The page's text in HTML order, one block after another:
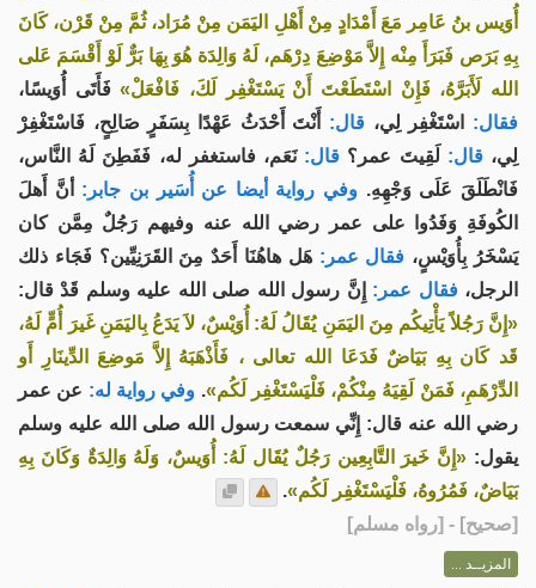
أُوَيس بنُ عَامِر مَعَ أَمْدَادٍ مِنْ أَهْلِ اليَمَن مِنْ مُرَاد، ثُمَّ مِنْ قَرْن، كَانَ
بِهِ بَرَص فَبَرَأَ مِنْه إِلاَّ مَوْضِعَ دِرْهَم، لَهُ وَالِدَة هُوَ بِهَا بَرٌّ لَوْ أَقْسَمَ عَلى
الله لَأَبَرَّهُ، فَإِنْ اسْتَطَعْتَ أَنْ يَسْتَغْفِر لَكَ، فَافْعَلْ»فَأَتَى أُوَيسًا،
فقال: اسْتَغْفِر لِي، قال: أَنْتَ أَحْدَثُ عَهْدًا بِسَفَرٍ صَالِحٍ، فَاسْتَغْفِرْ
لِي، قال: لَقِيتَ عمر؟ قال: نَعَم، فاستغفر له، فَفَطِنَ لَهُ النَّاس،
فَانْطَلَقَ عَلَى وَجْهِهِ. وفي رواية أيضا عن أُسَير بن جابر: أنَّ أَهلَ
الكُوفَةِ وَفَدُوا على عمر رضي الله عنه وفيهم رَجُلٌ مِمَّن كان
يَسْخَرُ بِأُوَيْسٍ، فقال عمر: هَل هاهُنَا أَحَدٌ مِنَ القَرَنِيِّين؟ فَجَاء ذلك
الرجل، فقال عمر: إِنَّ رسول الله صلى الله عليه وسلم قَدْ قال:
«إِنَّ رَجُلاً يَأْتِيكُم مِنَ اليَمَنِ يُقَالُ لَهُ: أُوَيْسٌ، لاَ يَدَعُ بِاليَمَنِ غَيرَ أُمٍّ لَهُ،
قَد كَان بِهِ بَيَاضٌ فَدَعَا الله تعالى ، فَأَذْهَبَهُ إِلاَّ مَوضِعَ الدِّينَارِ أَو
الدِّرْهَمِ، فَمَنْ لَقِيَهُ مِنْكُمْ، فَلْيَسْتَغْفِر لَكُم». وفي رواية له: عن عمر
رضي الله عنه قال: إِنِّي سمعت رسول الله صلى الله عليه وسلم
يقول: «إِنَّ خَيرَ التَّابِعِين رَجُلٌ يُقَال لَهُ: أُوَيسٌ، وَلَهُ وَالِدَةٌ وَكَانَ بِهِ
بَيَاضٌ، فَمُرُوهُ، فَلْيَسْتَغْفِر لَكُم».
[صحيح] - [رواه مسلم]
المزيــد ...